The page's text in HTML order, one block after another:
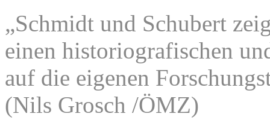
„Schmidt und Schubert
einen historiografischen
auf die eigenen
(Nils Grosch /ÖMZ)